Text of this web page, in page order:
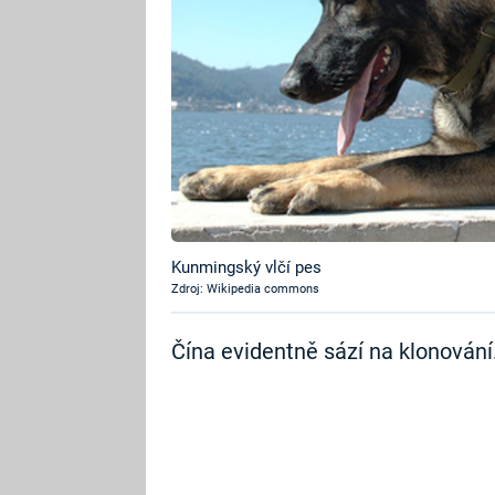
Kunmingský vlčí pes
Zdroj: Wikipedia commons
Čína evidentně sází na